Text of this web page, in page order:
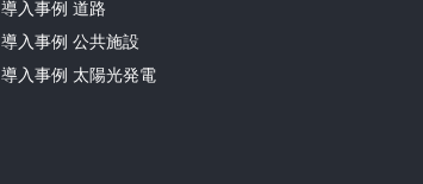
導入事例 道路
導入事例 公共施設
導入事例 太陽光発電